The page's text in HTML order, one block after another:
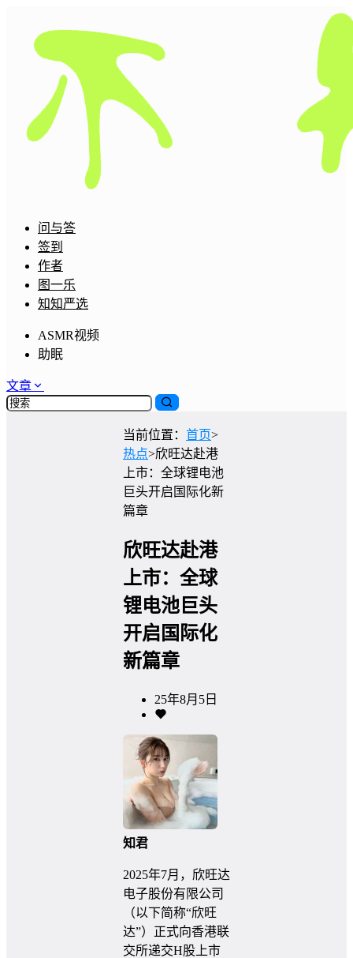
问与答
签到
作者
图一乐
知知严选
ASMR视频
助眠
文章
当前位置： 首页>
热点>欣旺达赴港
上市：全球锂电池
巨头开启国际化新
篇章
欣旺达赴港
上市：全球
锂电池巨头
开启国际化
新篇章
25年8月5日
知君
2025年7月，欣旺达
电子股份有限公司
（以下简称“欣旺
达”）正式向香港联
交所递交H股上市